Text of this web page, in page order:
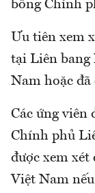
bổng Chính
Ưu tiên xem
tại Liên bang
Nam hoặc đã
Các ứng viên
Chính phủ
được xem xét
Việt Nam